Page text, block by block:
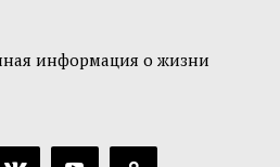
информация о жизни